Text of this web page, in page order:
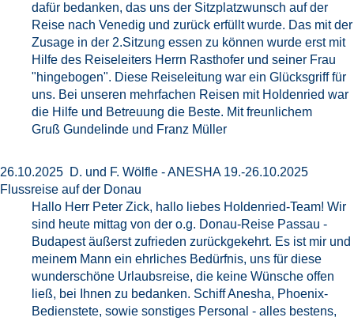
dafür bedanken, das uns der Sitzplatzwunsch auf der
Reise nach Venedig und zurück erfüllt wurde. Das mit der
Zusage in der 2.Sitzung essen zu können wurde erst mit
Hilfe des Reiseleiters Herrn Rasthofer und seiner Frau
"hingebogen". Diese Reiseleitung war ein Glücksgriff für
uns. Bei unseren mehrfachen Reisen mit Holdenried war
die Hilfe und Betreuung die Beste. Mit freunlichem
Gruß Gundelinde und Franz Müller
26.10.2025 D. und F. Wölfle - ANESHA 19.-26.10.2025
Flussreise auf der Donau
Hallo Herr Peter Zick, hallo liebes Holdenried-Team! Wir
sind heute mittag von der o.g. Donau-Reise Passau -
Budapest äußerst zufrieden zurückgekehrt. Es ist mir und
meinem Mann ein ehrliches Bedürfnis, uns für diese
wunderschöne Urlaubsreise, die keine Wünsche offen
ließ, bei Ihnen zu bedanken. Schiff Anesha, Phoenix-
Bedienstete, sowie sonstiges Personal - alles bestens,